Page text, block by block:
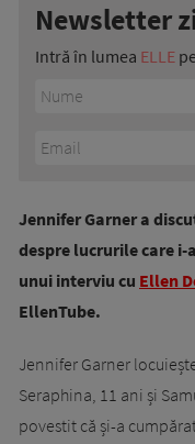
Newsletter
Intră în lumea ELLE
Jennifer Garner a
despre lucrurile care
unui interviu cu Ellen
EllenTube.
Jennifer Garner
Seraphina, 11 ani și
povestit că și-a